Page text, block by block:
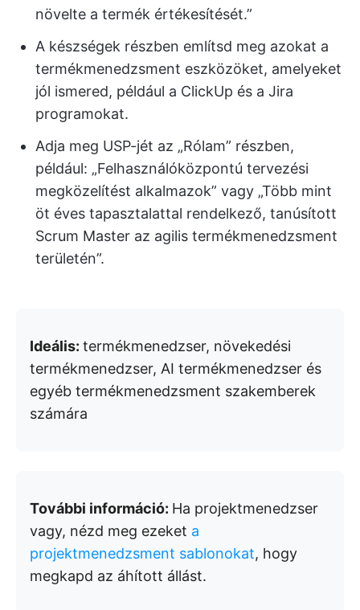
növelte a termék értékesítését.”
A készségek részben említsd meg azokat a
termékmenedzsment eszközöket, amelyeket
jól ismered, például a ClickUp és a Jira
programokat.
Adja meg USP-jét az „Rólam” részben,
például: „Felhasználóközpontú tervezési
megközelítést alkalmazok” vagy „Több mint
öt éves tapasztalattal rendelkező, tanúsított
Scrum Master az agilis termékmenedzsment
területén”.
Ideális: termékmenedzser, növekedési
termékmenedzser, AI termékmenedzser és
egyéb termékmenedzsment szakemberek
számára
További információ: Ha projektmenedzser
vagy, nézd meg ezeket a
projektmenedzsment sablonokat, hogy
megkapd az áhított állást.